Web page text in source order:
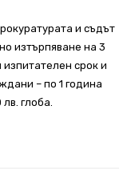
и съдът
изтърпяване на 3
срок и
– по 1 година
глоба.